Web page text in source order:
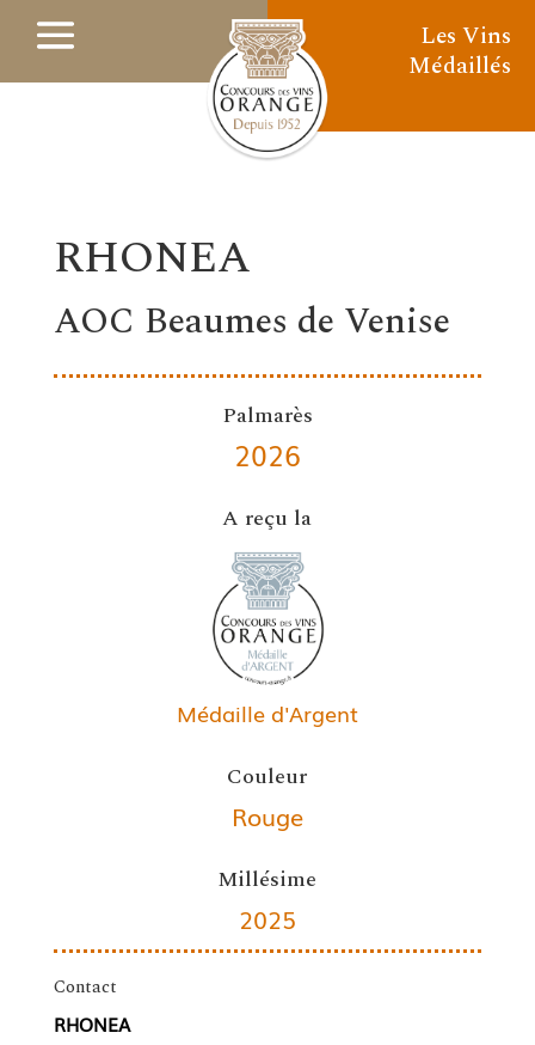
Les Vins
Médaillés
RHONEA
AOC Beaumes de Venise
Palmarès
2026
A reçu la
Médaille d'Argent
Couleur
Rouge
Millésime
2025
Contact
RHONEA